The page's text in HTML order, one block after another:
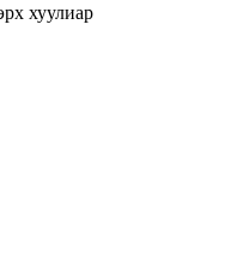
хуулиар